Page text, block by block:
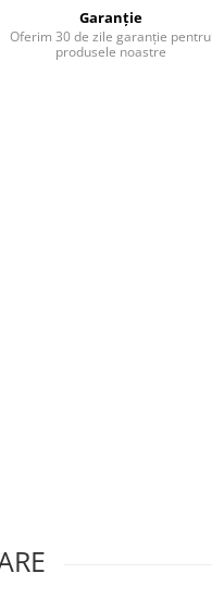
Garanție
Oferim 30 de zile garanție pentru
produsele noastre